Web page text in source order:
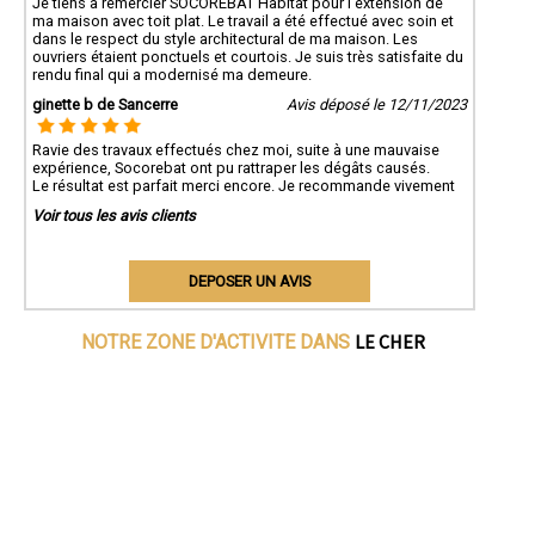
ma maison avec toit plat. Le travail a été effectué avec soin et
dans le respect du style architectural de ma maison. Les
ouvriers étaient ponctuels et courtois. Je suis très satisfaite du
rendu final qui a modernisé ma demeure.
ginette b de Sancerre
Avis déposé le 12/11/2023
Ravie des travaux effectués chez moi, suite à une mauvaise
expérience, Socorebat ont pu rattraper les dégâts causés.
Le résultat est parfait merci encore. Je recommande vivement
Voir tous les avis clients
DEPOSER UN AVIS
NOTRE ZONE D'ACTIVITE DANS LE CHER